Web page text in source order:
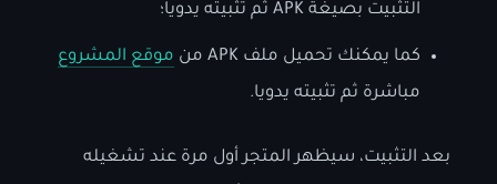
التثبيت بصيغة APK ثم تثبيته يدويا؛
كما يمكنك تحميل ملف APK من
موقع المشروع
مباشرة ثم تثبيته يدويا.
بعد التثبيت، سيظهر المتجر أول مرة عند تشغيله